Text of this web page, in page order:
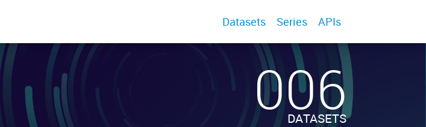
Datasets Series APIs
006
DATASETS